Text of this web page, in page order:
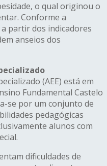
o qual originou o
Conforme a
partir dos indicadores
anseios dos
(AEE) está em
Fundamental Castelo
se por um conjunto de
pedagógicas
alunos com
dificuldades de